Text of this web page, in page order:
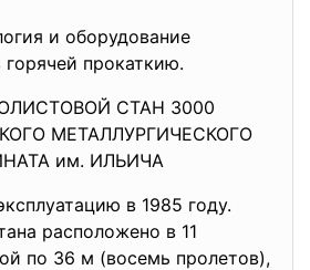
и оборудование
горячей прокаткию.
СТАН 3000
МЕТАЛЛУРГИЧЕСКОГО
им. ИЛЬИЧА
в 1985 году.
расположено в 11
по 36 м (восемь пролетов),